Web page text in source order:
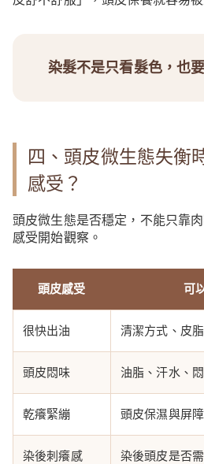
染髮不是只看髮色，也
四、頭皮微生態失衡
感受？
頭皮微生態是否穩定，不能只靠
感受開始觀察。
頭皮感受 可
很快出油 清潔方式、皮
頭皮悶味 油脂、汗水、
乾癢緊繃 頭皮保濕與屏
染後刺癢感 染後頭皮是否